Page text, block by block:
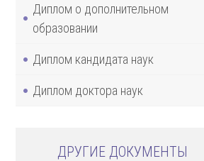
Диплом о дополнительном
образовании
Диплом кандидата наук
Диплом доктора наук
ДРУГИЕ ДОКУМЕНТЫ